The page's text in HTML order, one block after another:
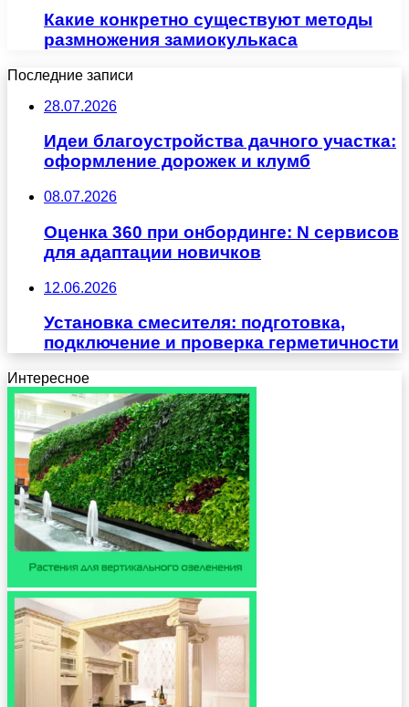
Какие конкретно существуют методы
размножения замиокулькаса
Последние записи
28.07.2026
Идеи благоустройства дачного участка:
оформление дорожек и клумб
08.07.2026
Оценка 360 при онбординге: N сервисов
для адаптации новичков
12.06.2026
Установка смесителя: подготовка,
подключение и проверка герметичности
Интересное